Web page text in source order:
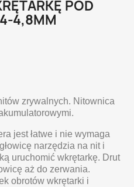
POD
4,8MM
zrywalnych. Nitownica
jest łatwe i nie wymaga
narzędzia na nit i
uruchomić wkrętarkę. Drut
aż do zerwania.
obrotów wkrętarki i